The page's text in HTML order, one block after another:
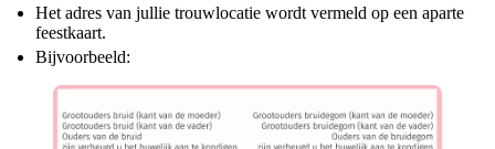
Het adres van jullie trouwlocatie wordt vermeld op een aparte
feestkaart.
Bijvoorbeeld: